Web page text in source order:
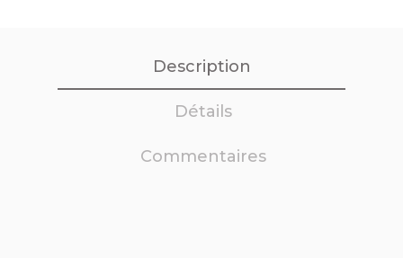
Description
Détails
Commentaires